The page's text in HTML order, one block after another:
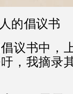
的倡议书
议书中，
，我摘录